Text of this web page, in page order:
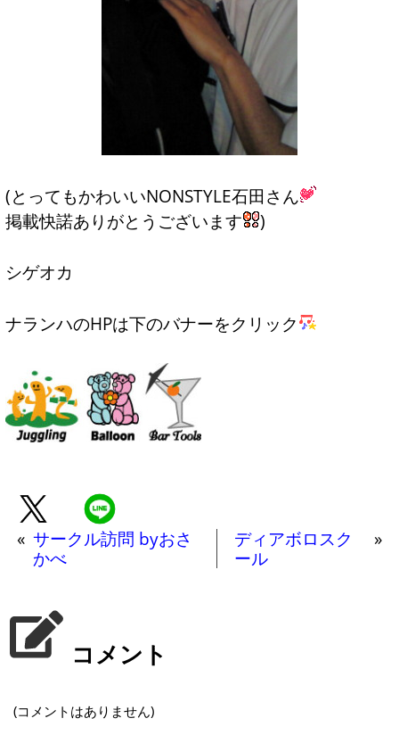
(とってもかわいいNONSTYLE石田さん
掲載快諾ありがとうございます
)
シゲオカ
ナランハのHPは下のバナーをクリック
« サークル訪問 byおさ
かべ
ディアボロスク
ール
»
コメント
(コメントはありません)